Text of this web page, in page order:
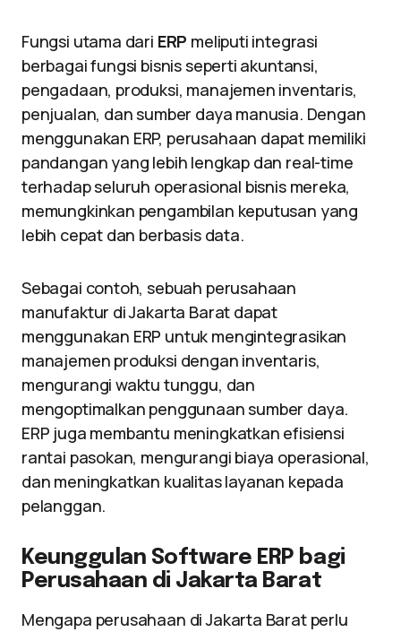
Fungsi utama dari ERP meliputi integrasi
berbagai fungsi bisnis seperti akuntansi,
pengadaan, produksi, manajemen inventaris,
penjualan, dan sumber daya manusia. Dengan
menggunakan ERP, perusahaan dapat memiliki
pandangan yang lebih lengkap dan real-time
terhadap seluruh operasional bisnis mereka,
memungkinkan pengambilan keputusan yang
lebih cepat dan berbasis data.
Sebagai contoh, sebuah perusahaan
manufaktur di Jakarta Barat dapat
menggunakan ERP untuk mengintegrasikan
manajemen produksi dengan inventaris,
mengurangi waktu tunggu, dan
mengoptimalkan penggunaan sumber daya.
ERP juga membantu meningkatkan efisiensi
rantai pasokan, mengurangi biaya operasional,
dan meningkatkan kualitas layanan kepada
pelanggan.
Keunggulan Software ERP bagi
Perusahaan di Jakarta Barat
Mengapa perusahaan di Jakarta Barat perlu